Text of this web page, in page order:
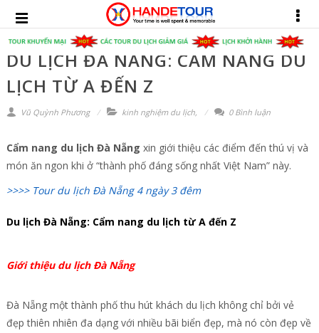
DU LỊCH ĐÀ NẴNG: CẨM NANG DU
LỊCH TỪ A ĐẾN Z
Vũ Quỳnh Phương kinh nghiệm du lịch, 0 Bình luận
Cẩm nang du lịch Đà Nẵng xin giới thiệu các điểm đến thú vị và
món ăn ngon khi ở “thành phố đáng sống nhất Việt Nam” này.
>>>> Tour du lịch Đà Nẵng 4 ngày 3 đêm
Du lịch Đà Nẵng: Cẩm nang du lịch từ A đến Z
Giới thiệu du lịch Đà Nẵng
Đà Nẵng một thành phố thu hút khách du lịch không chỉ bởi vẻ
đẹp thiên nhiên đa dạng với nhiều bãi biển đẹp, mà nó còn đẹp về